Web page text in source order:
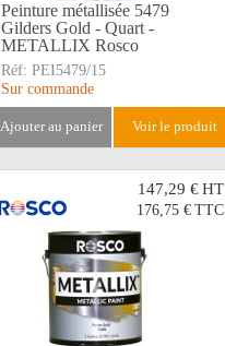
Peinture métallisée 5479
Gilders Gold - Quart -
METALLIX Rosco
Réf: PEI5479/15
Sur commande
ajouter au panier voir le produit
147,29 €HT
176,75 € TTC